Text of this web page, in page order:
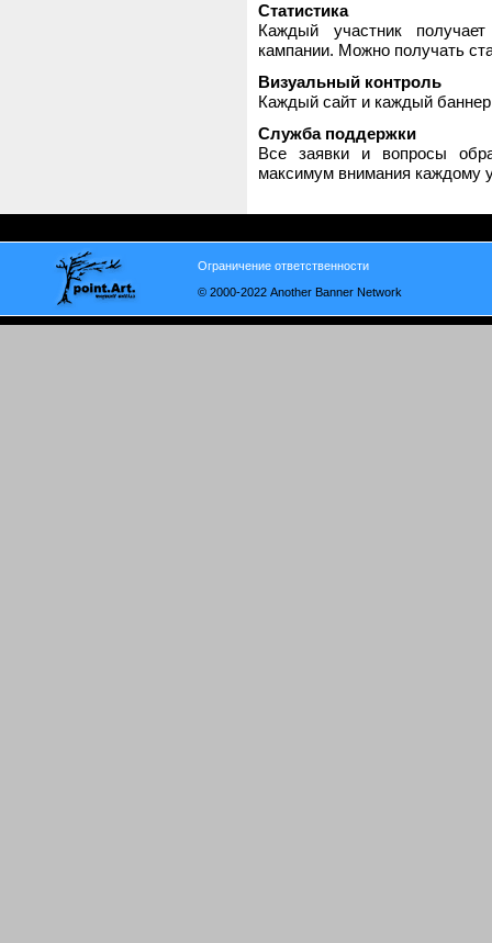
Статистика
Каждый участник
кампании. Можно получать
Визуальный контроль
Каждый сайт и каждый
Служба поддержки
Все заявки и вопросы
максимум внимания каждому
Ограничение ответственности
© 2000-2022 Another Banner Network